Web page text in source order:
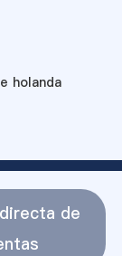
holanda
de